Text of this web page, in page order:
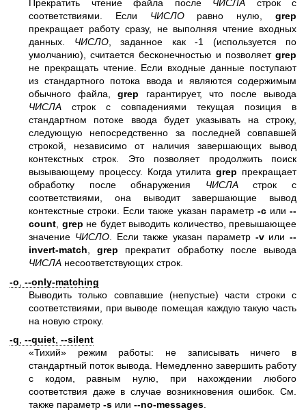
Прекратить чтение файла после ЧИСЛА строк с
соответствиями. Если ЧИСЛОравно нулю,grep
прекращает работу сразу, не выполняя чтение входных
данных. ЧИСЛО, заданное как -1 (используется по
умолчанию), считается бесконечностью и позволяет grep
не прекращать чтение. Если входные данные поступают
из стандартного потока ввода и являются содержимым
обычного файла,grep гарантирует, что после вывода
ЧИСЛА строк с совпадениями текущая позиция в
стандартном потоке ввода будет указывать на строку,
следующую непосредственно за последней совпавшей
строкой, независимо от наличия завершающих вывод
контекстных строк. Это позволяет продолжить поиск
вызывающему процессу. Когда утилитаgrep прекращает
обработку после обнаружения ЧИСЛАстрок с
соответствиями, она выводит завершающие вывод
контекстные строки. Если также указан параметр -cили --
count grep не будет выводить количество, превышающее
значение ЧИСЛО. Если также указан параметр -vили --
invert-match ,grep прекратит обработку после вывода
ЧИСЛА несоответствующих строк.
-o --only-matching
Выводить только совпавшие (непустые) части строки с
соответствиями, при выводе помещая каждую такую часть
на новую строку.
-q --quiet --silent
«Тихий» режим работы: не записывать ничего в
стандартный поток вывода. Немедленно завершить работу
с кодом, равным нулю, при нахождении любого
соответствия даже в случае возникновения ошибок. См.
также параметр -s или --no-messages